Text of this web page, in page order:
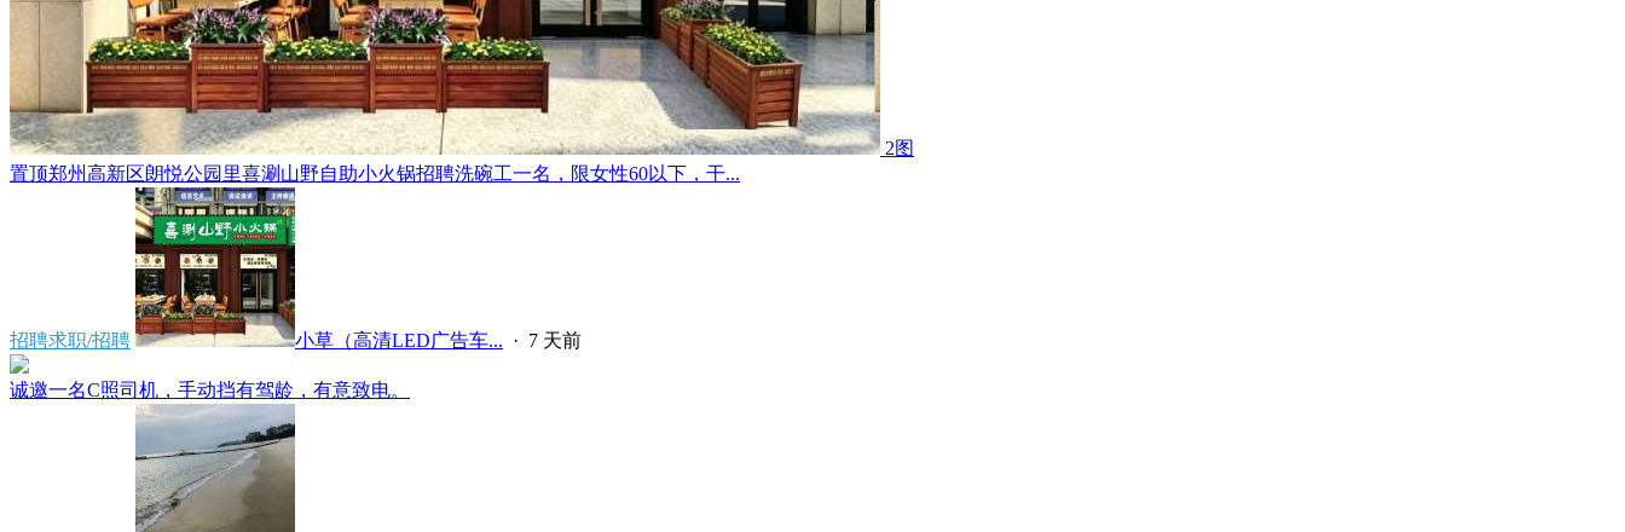
2图
置顶郑州高新区朗悦公园里喜涮山野自助小火锅招聘洗碗工一名，限女性60以下，干...
招聘求职/招聘 小草（高清LED广告车... · 7 天前
诚邀一名C照司机，手动挡有驾龄，有意致电。